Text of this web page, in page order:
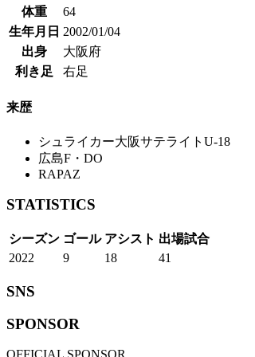
体重
64
生年月日 2002/01/04
出身
大阪府
利き足
右足
来歴
シュライカー大阪サテライトU-18
広島F・DO
RAPAZ
STATISTICS
シーズン ゴール アシスト 出場試合
2022
9 18 41
SNS
SPONSOR